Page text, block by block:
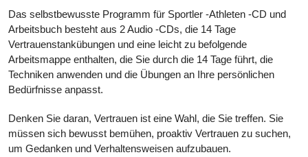
Das selbstbewusste Programm für Sportler -Athleten -CD und
Arbeitsbuch besteht aus 2 Audio -CDs, die 14 Tage
Vertrauenstankübungen und eine leicht zu befolgende
Arbeitsmappe enthalten, die Sie durch die 14 Tage führt, die
Techniken anwenden und die Übungen an Ihre persönlichen
Bedürfnisse anpasst.
Denken Sie daran, Vertrauen ist eine Wahl, die Sie treffen. Sie
müssen sich bewusst bemühen, proaktiv Vertrauen zu suchen,
um Gedanken und Verhaltensweisen aufzubauen.